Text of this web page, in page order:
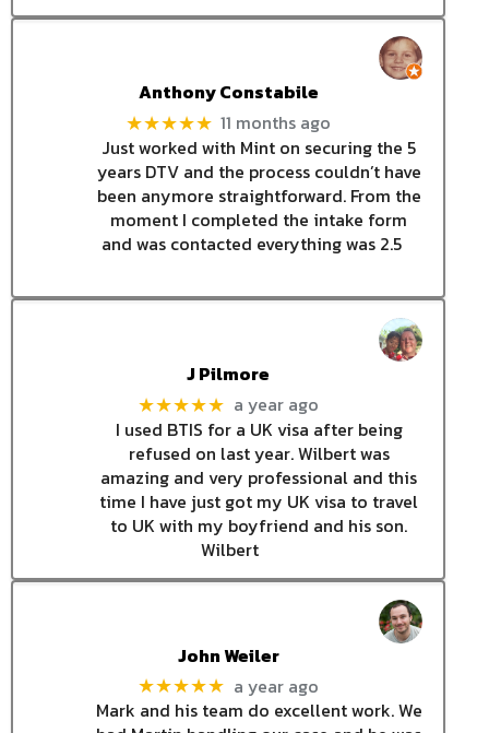
Anthony Constabile
★★★★★ 11 months ago
Just worked with Mint on securing the 5
years DTV and the process couldn’t have
been anymore straightforward. From the
moment I completed the intake form
and was contacted everything was 2.5
J Pilmore
★★★★★ a year ago
I used BTIS for a UK visa after being
refused on last year. Wilbert was
amazing and very professional and this
time I have just got my UK visa to travel
to UK with my boyfriend and his son.
Wilbert
John Weiler
★★★★★ a year ago
Mark and his team do excellent work. We